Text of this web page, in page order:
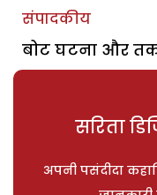
संपादकीय
बोट घटना और
सरिता
अपनी पसंदीदा